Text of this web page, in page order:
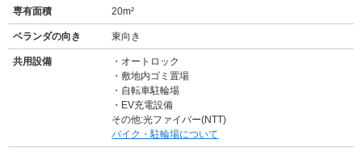
専有面積 20m²
ベランダの向き 東向き
共用設備
オートロック
敷地内ゴミ置場
自転車駐輪場
EV充電設備
その他:光ファイバー(NTT)
バイク・駐輪場について